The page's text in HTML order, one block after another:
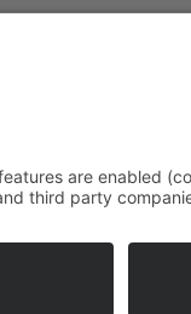
these features
purpose, legal